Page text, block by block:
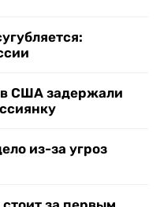
США задержали
из-за угроз